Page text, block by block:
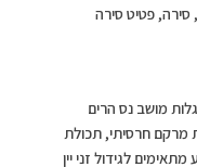
סירה, פטיט סירה
בגובה 700 מ’, למרגלות מושב נס הרים
מרקם חרסיתי, תכולת
לגידול זני יין